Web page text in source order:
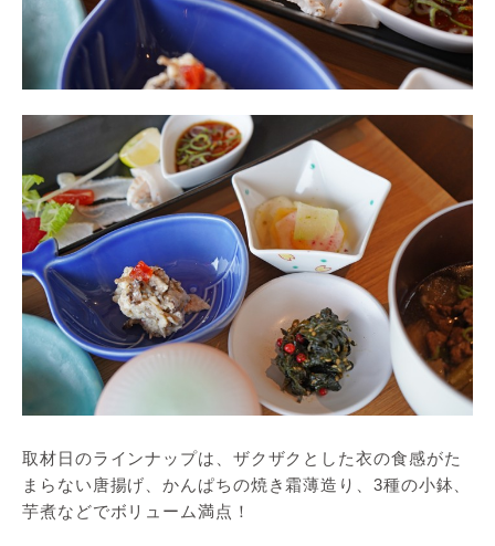
取材日のラインナップは、ザクザクとした衣の食感がた
まらない唐揚げ、かんぱちの焼き霜薄造り、3種の小鉢、
芋煮などでボリューム満点！